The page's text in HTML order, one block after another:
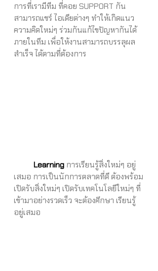
การที่เรามีทีม ที่คอย SUPPORT กัน
สามารถแชร์ ไอเดียต่างๆ ทำให้เกิดแนว
ความคิดใหม่ๆ ร่วมกันแก้ไขปัญหากันได้
ภายในทีม เพื่อให้งานสามารถบรรลุผล
สำเร็จ ได้ตามที่ต้องการ
Learning การเรียนรู้สิ่งใหม่ๆ อยู่
เสมอ การเป็นนักการตลาดที่ดี ต้องพร้อม
เปิดรับสิ่งใหม่ๆ เปิดรับเทคโนโลยีใหม่ๆ ที่
เข้ามาอย่างรวดเร็ว จะต้องศึกษา เรียนรู้
อยู่เสมอ